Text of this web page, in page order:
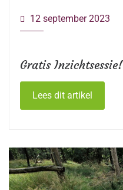
Gratis Inzichtsessie!
12 september 2023
Lees dit artikel